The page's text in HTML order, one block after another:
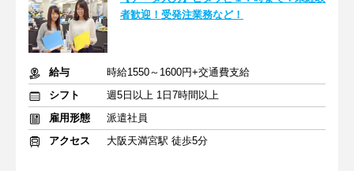
者歓迎！受発注業務など！
給与
時給1550～1600円+交通費支給
シフト
週5日以上 1日7時間以上
雇用形態
派遣社員
アクセス
大阪天満宮駅 徒歩5分